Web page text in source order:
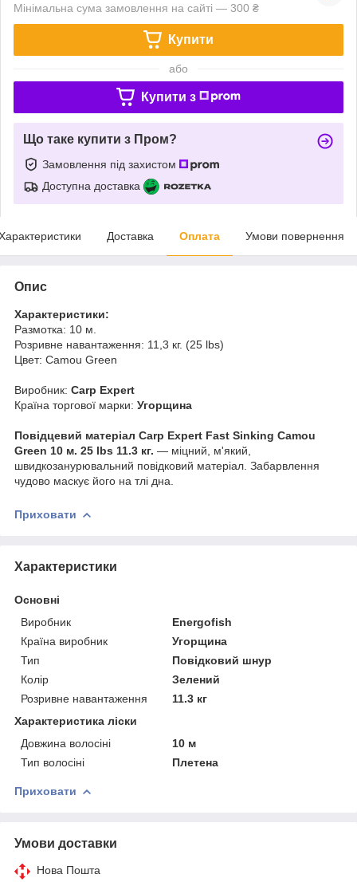
Мінімальна сума замовлення на сайті — 300 ₴
Купити
або
Купити з
Що таке купити з Пром?
Замовлення під захистом
Доступна доставка
Доставка Оплата Умови повернення
Опис
Характеристики:
Размотка: 10 м.
Розривне навантаження: 11,3 кг. (25 lbs)
Цвет: Camou Green
Виробник: Carp Expert
Країна торгової марки: Угорщина
Повідцевий матеріал Carp Expert Fast Sinking Camou
Green 10 м. 25 lbs 11.3 кг. — міцний, м'який,
швидкозанурювальний повідковий матеріал. Забарвлення
чудово маскує його на тлі дна.
Приховати
Характеристики
Основні
Виробник
Energofish
Країна виробник
Угорщина
Тип
Повідковий шнур
Колір
Зелений
Розривне навантаження
11.3 кг
Характеристика ліски
Довжина волосіні
10 м
Тип волосіні
Плетена
Приховати
Умови доставки
Нова Пошта